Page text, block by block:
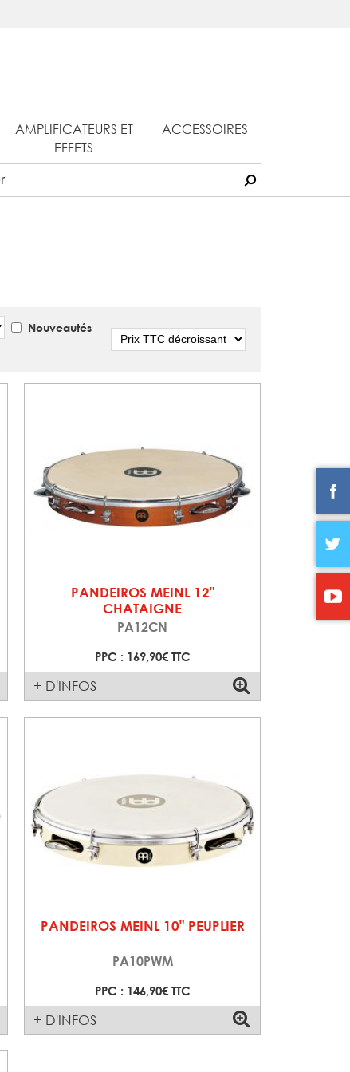
AMPLIFICATEURS ET
EFFETS
ACCESSOIRES
Nouveautés
PANDEIROS MEINL 12"
CHATAIGNE
PA12CN
PPC : 169,90€ TTC
+ D'INFOS
PANDEIROS MEINL 10" PEUPLIER
PA10PWM
PPC : 146,90€ TTC
+ D'INFOS